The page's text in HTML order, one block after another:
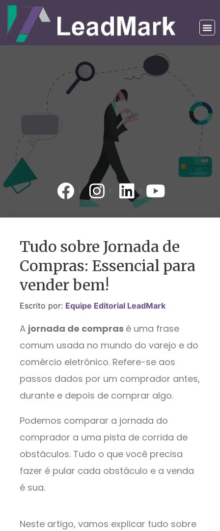
Tudo sobre Jornada de
Compras: Essencial para
vender bem!
Escrito por: Equipe Editorial LeadMark
A jornada de compras é uma frase
comum usada no mundo do varejo e do
comércio eletrônico. Refere-se aos
passos dados por um comprador antes,
durante e depois de comprar algo.
Podemos comparar a jornada do
comprador a uma pista de corrida de
obstáculos. Tudo o que você precisa
fazer é pular cada obstáculo e a venda
é sua.
Neste artigo, vamos explicar tudo sobre